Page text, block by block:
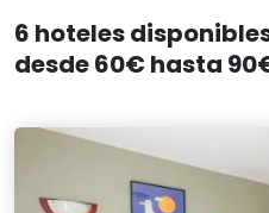
6 hoteles
desde 60€ hasta